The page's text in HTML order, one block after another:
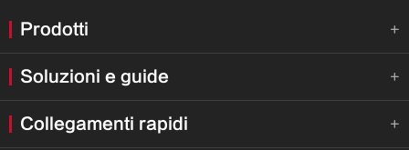
Prodotti 
Soluzioni e guide 
Collegamenti rapidi 